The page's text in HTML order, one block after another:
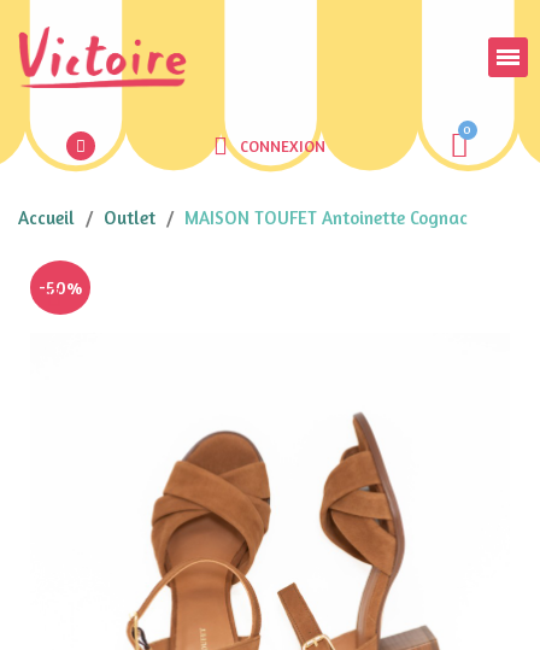
CONNEXION
Accueil Outlet MAISON TOUFET Antoinette Cognac
-50%